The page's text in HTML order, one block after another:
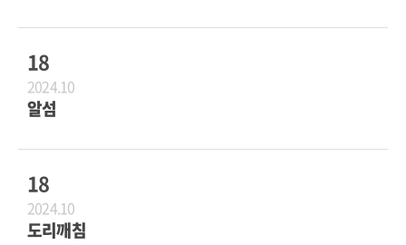
18
2024.10
알섬
18
2024.10
도리깨침